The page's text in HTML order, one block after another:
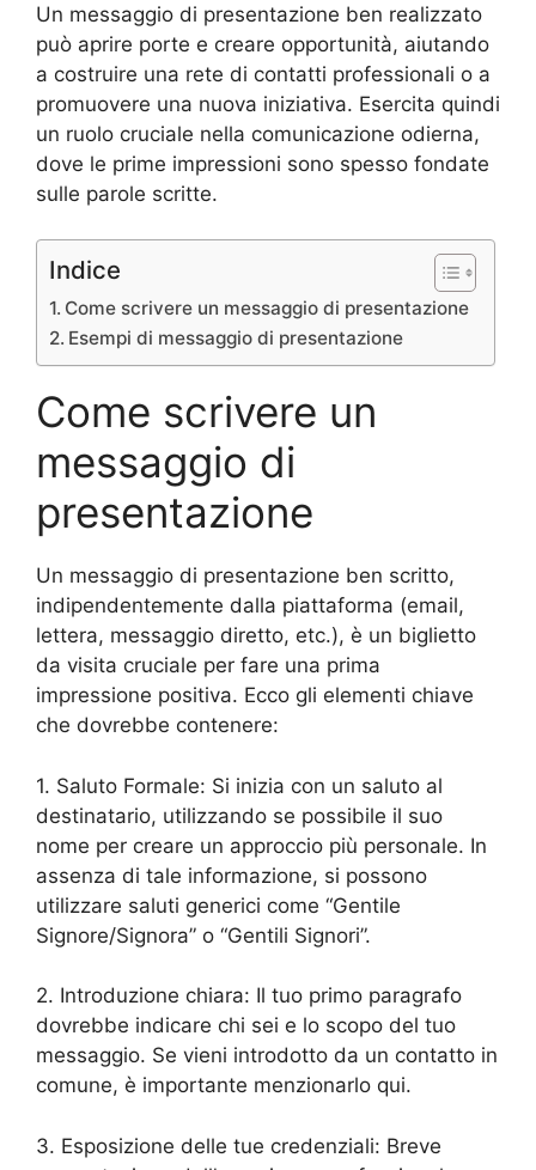
Un messaggio di presentazione ben realizzato
può aprire porte e creare opportunità, aiutando
a costruire una rete di contatti professionali o a
promuovere una nuova iniziativa. Esercita quindi
un ruolo cruciale nella comunicazione odierna,
dove le prime impressioni sono spesso fondate
sulle parole scritte.
Indice
Come scrivere un messaggio di presentazione
Esempi di messaggio di presentazione
Come scrivere un
messaggio di
presentazione
Un messaggio di presentazione ben scritto,
indipendentemente dalla piattaforma (email,
lettera, messaggio diretto, etc.), è un biglietto
da visita cruciale per fare una prima
impressione positiva. Ecco gli elementi chiave
che dovrebbe contenere:
1. Saluto Formale: Si inizia con un saluto al
destinatario, utilizzando se possibile il suo
nome per creare un approccio più personale. In
assenza di tale informazione, si possono
utilizzare saluti generici come “Gentile
Signore/Signora” o “Gentili Signori”.
2. Introduzione chiara: Il tuo primo paragrafo
dovrebbe indicare chi sei e lo scopo del tuo
messaggio. Se vieni introdotto da un contatto in
comune, è importante menzionarlo qui.
3. Esposizione delle tue credenziali: Breve